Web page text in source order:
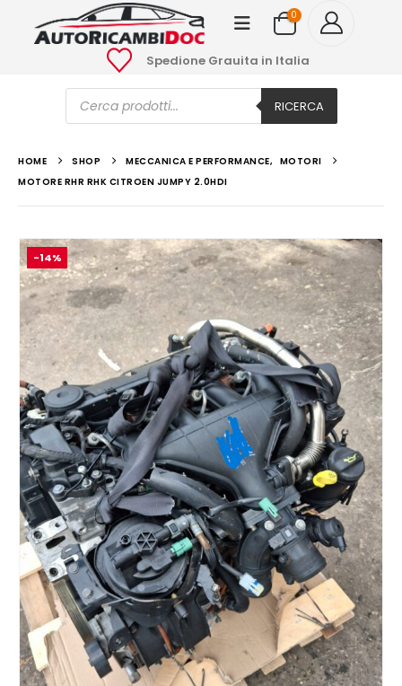
0
Spedione Grauita in Italia
Ricerca
prodotti RICERCA
HOME SHOP MECCANICA E PERFORMANCE, MOTORI
MOTORE RHR RHK CITROEN JUMPY 2.0HDI
-14%